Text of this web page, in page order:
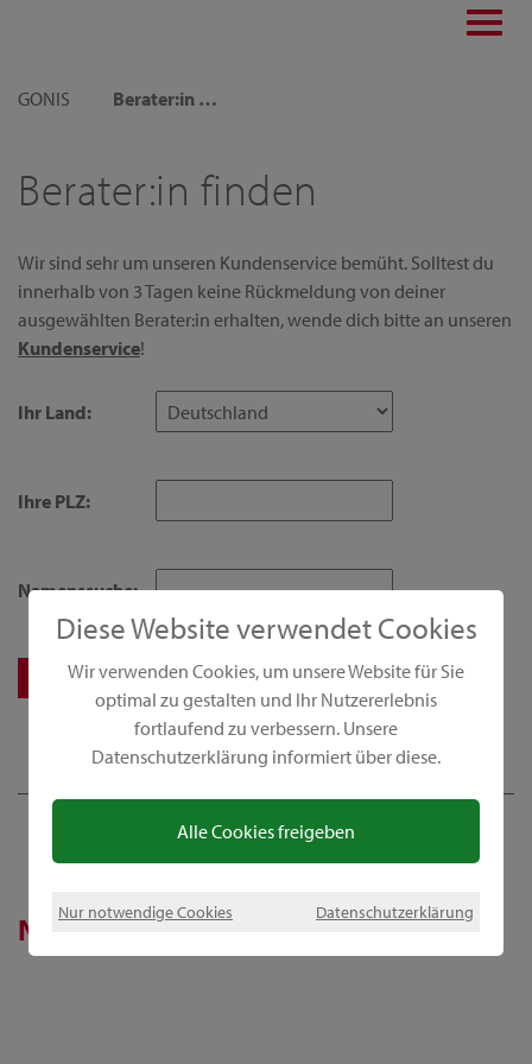
Diese Website verwendet Cookies
Wir verwenden Cookies, um unsere Website für Sie
optimal zu gestalten und Ihr Nutzererlebnis
fortlaufend zu verbessern. Unsere
Datenschutzerklärung informiert über diese.
Alle Cookies freigeben
Nur notwendige Cookies Datenschutzerklärung
GONIS
Berater:in finden
Berater:in finden
Wir sind sehr um unseren Kundenservice bemüht. Solltest du
innerhalb von 3 Tagen keine Rückmeldung von deiner
ausgewählten Berater:in erhalten, wende dich bitte an unseren
Kundenservice!
Ihr Land:
Ihre PLZ:
Namenssuche:
News